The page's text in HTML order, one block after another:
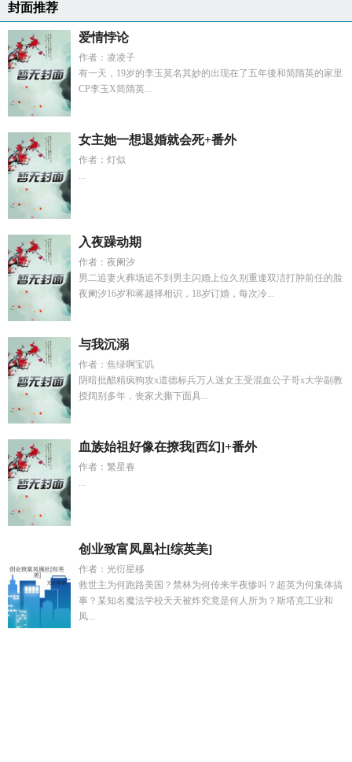
封面推荐
爱情悖论
作者：凌凌子
有一天，19岁的李玉莫名其妙的出现在了五年後和简隋英的家里
CP李玉X简隋英...
女主她一想退婚就会死+番外
作者：灯似
...
入夜躁动期
作者：夜阑汐
男二追妻火葬场追不到男主闪婚上位久别重逢双洁打肿前任的脸
夜阑汐16岁和蒋越择相识，18岁订婚，每次冷...
与我沉溺
作者：焦绿啊宝叽
阴暗批醋精疯狗攻x道德标兵万人迷女王受混血公子哥x大学副教
授阔别多年，丧家犬撕下面具...
血族始祖好像在撩我[西幻]+番外
作者：繁星春
...
创业致富凤凰社[综英美]
作者：光衍星移
救世主为何跑路美国？禁林为何传来半夜惨叫？超英为何集体搞
事？某知名魔法学校天天被炸究竟是何人所为？斯塔克工业和
凤...